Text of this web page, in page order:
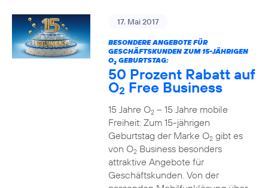
17. Mai 2017
BESONDERE ANGEBOTE FÜR
GESCHÄFTSKUNDEN ZUM 15-JÄHRIGEN
O2GEBURTSTAG:
50 Prozent Rabatt auf
O2 Free Business
15 Jahre O2– 15 Jahre mobile
Freiheit: Zum 15-jährigen
Geburtstag der Marke O2gibt es
von O2Business besonders
attraktive Angebote für
Geschäftskunden. Von der